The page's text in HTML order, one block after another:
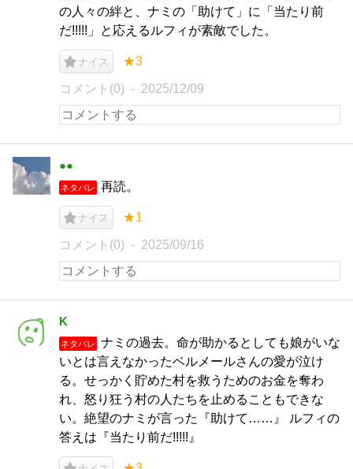
の人々の絆と、ナミの「助けて」に「当たり前
だ!!!!!」と応えるルフィが素敵でした。
ナイス ★3
コメント(0) 2025/12/09
●●
ネタバレ 再読。
ナイス ★1
コメント(0) 2025/09/16
K
ネタバレ
ナミの過去。命が助かるとしても娘がいな
いとは言えなかったベルメールさんの愛が泣け
る。せっかく貯めた村を救うためのお金を奪わ
れ、怒り狂う村の人たちを止めることもできな
い。絶望のナミが言った『助けて……』 ルフィの
答えは『当たり前だ!!!!!』